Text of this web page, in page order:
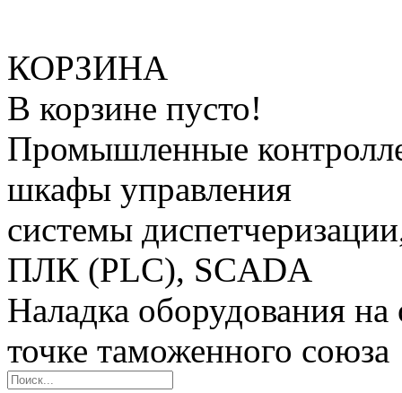
КОРЗИНА
В корзине пусто!
Промышленные
шкафы управления
системы
ПЛК (PLC), SCADA
Наладка оборудования на
точке таможенного союза